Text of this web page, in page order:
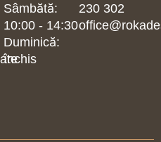
Sâmbătă:
10:00 - 14:30
Duminică:
închis
230 302